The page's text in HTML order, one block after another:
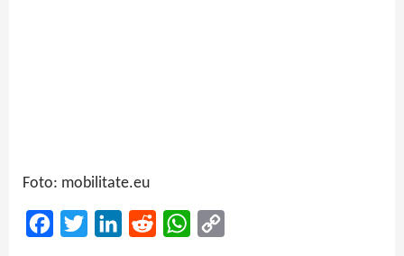
Foto: mobilitate.eu
FacebookTwitter LinkedInReddit WhatsApp